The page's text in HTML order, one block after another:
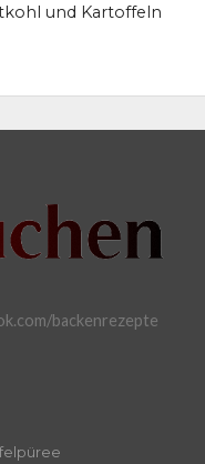
und Kartoffeln
backenrezepte